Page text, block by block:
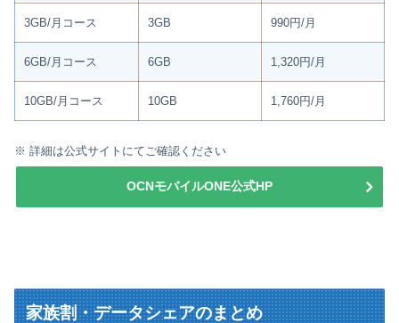
3GB/月コース 3GB 990円/月
6GB/月コース 6GB 1,320円/月
10GB/月コース 10GB 1,760円/月
※ 詳細は公式サイトにてご確認ください
OCNモバイルONE公式HP
家族割・データシェアのまとめ